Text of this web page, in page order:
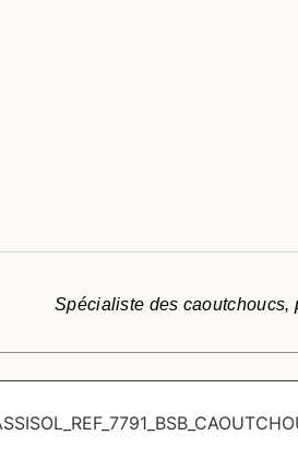
Spécialiste des caoutchoucs,